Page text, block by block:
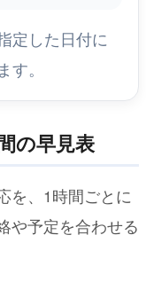
定した日付に
。
の早見表
を、1時間ごとに
や予定を合わせる